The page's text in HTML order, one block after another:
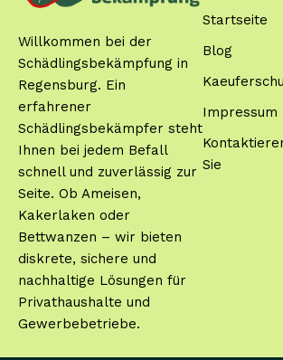
Willkommen bei der
Schädlingsbekämpfung in
Regensburg. Ein
erfahrener
Schädlingsbekämpfer steht
Ihnen bei jedem Befall
schnell und zuverlässig zur
Seite. Ob Ameisen,
Kakerlaken oder
Bettwanzen – wir bieten
diskrete, sichere und
nachhaltige Lösungen für
Privathaushalte und
Gewerbebetriebe.
Startseite
Blog
Impressum
Sie